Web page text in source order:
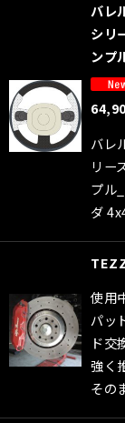
バレ
シリ
ンプ
バレ
リー
プル
ダ
使用
パッ
ド交
強く
その